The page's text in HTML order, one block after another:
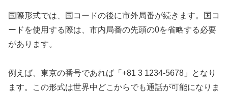
国際形式では、国コードの後に市外局番が続きます。国コ
ードを使用する際は、市内局番の先頭の0を省略する必要
があります。
例えば、東京の番号であれば「+81 3 1234-5678」となり
ます。この形式は世界中どこからでも通話が可能になりま